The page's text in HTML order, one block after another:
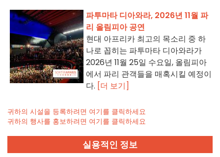
파투마타 디아와라, 2026년 11월 파
리 올림피아 공연
현대 아프리카 최고의 목소리 중 하
나로 꼽히는 파투마타 디아와라가
2026년 11월 25일 수요일, 올림피아
에서 파리 관객들을 매혹시킬 예정이
다. [더 보기]
귀하의 시설을 등록하려면 여기를 클릭하세요
귀하의 행사를 홍보하려면 여기를 클릭하세요
실용적인 정보